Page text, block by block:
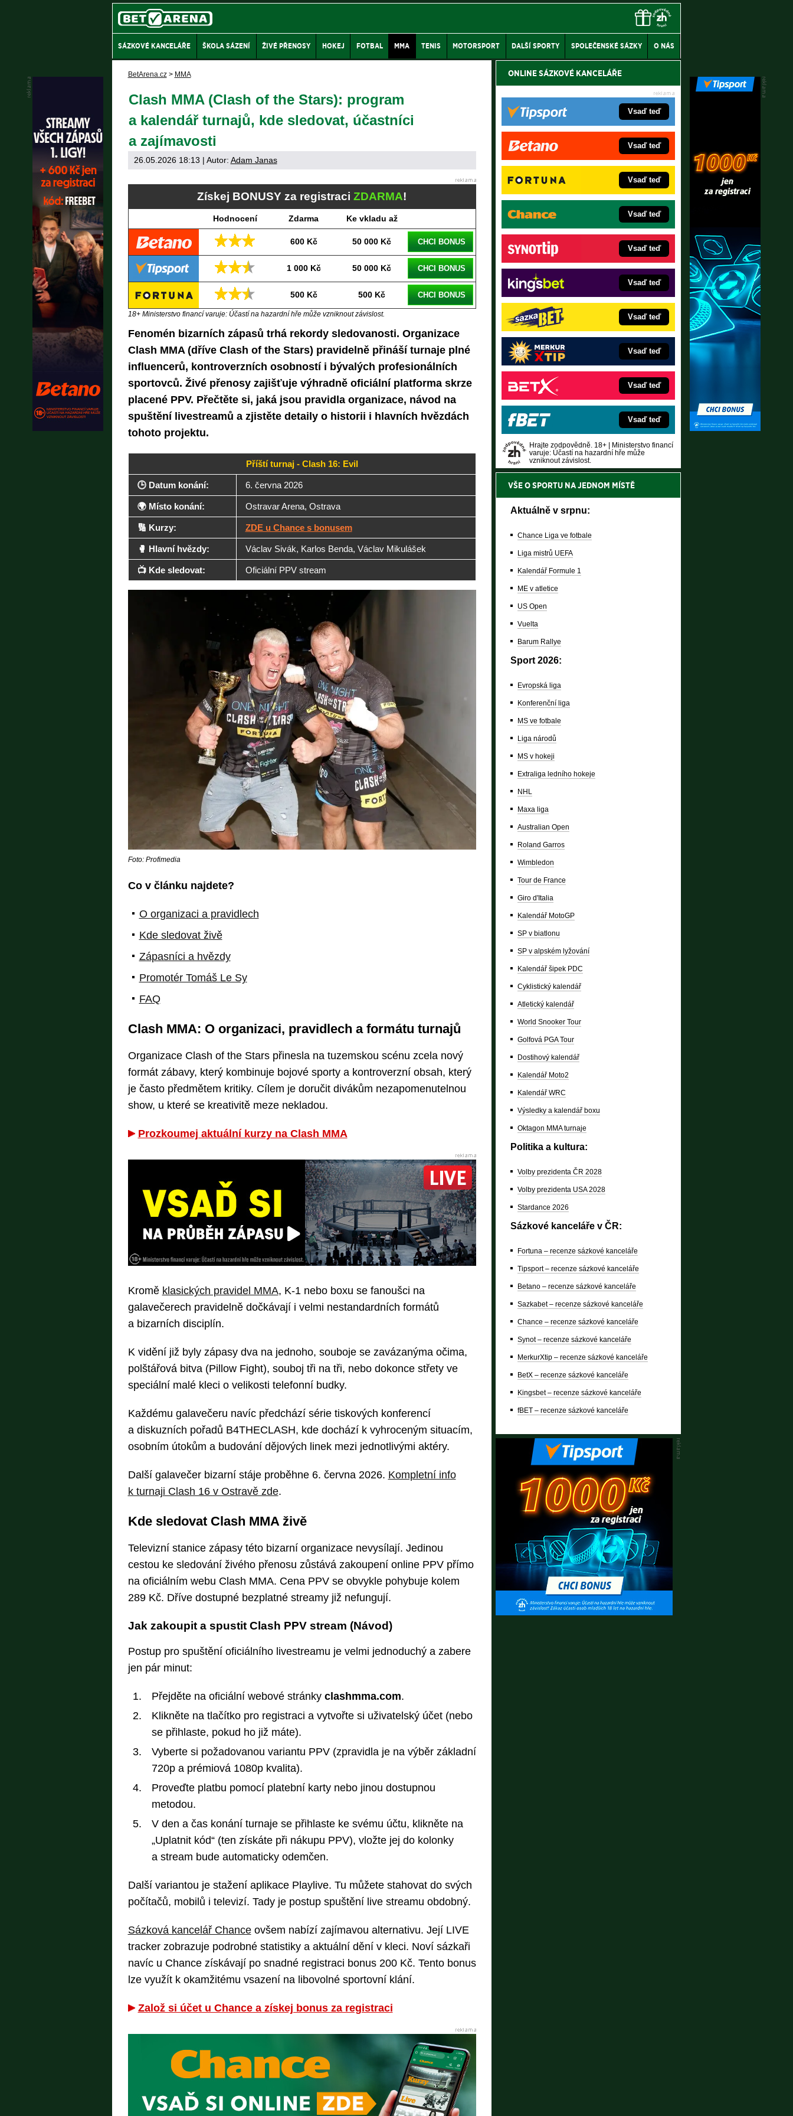
SÁZKOVÉ KANCELÁŘE ŠKOLA SÁZENÍ ŽIVÉ PŘENOSY HOKEJ FOTBAL MMA TENIS MOTORSPORT DALŠÍ SPORTY SPOLEČENSKÉ SÁZKY O NÁS
BetArena.cz > MMA
Clash MMA (Clash of the Stars): program
a kalendář turnajů, kde sledovat, účastníci
a zajímavosti
26.05.2026 18:13 | Autor: Adam Janas
Získej BONUSY za registraci ZDARMA!
Hodnocení Zdarma Ke vkladu až
600 Kč 50 000 Kč CHCI BONUS
1 000 Kč 50 000 Kč CHCI BONUS
500 Kč 500 Kč CHCI BONUS
18+ Ministerstvo financí varuje: Účastí na hazardní hře může vzniknout závislost.
Fenomén bizarních zápasů trhá rekordy sledovanosti. Organizace
Clash MMA (dříve Clash of the Stars) pravidelně přináší turnaje plné
influencerů, kontroverzních osobností i bývalých profesionálních
sportovců. Živé přenosy zajišťuje výhradně oficiální platforma skrze
placené PPV. Přečtěte si, jaká jsou pravidla organizace, návod na
spuštění livestreamů a zjistěte detaily o historii i hlavních hvězdách
tohoto projektu.
Příští turnaj - Clash 16: Evil
🕒 Datum konání: 6. června 2026
🌍 Místo konání: Ostravar Arena, Ostrava
🔢 Kurzy: ZDE u Chance s bonusem
🥊 Hlavní hvězdy: Václav Sivák, Karlos Benda, Václav Mikulášek
📺 Kde sledovat: Oficiální PPV stream
Foto: Profimedia
Co v článku najdete?
O organizaci a pravidlech
Kde sledovat živě
Zápasníci a hvězdy
Promotér Tomáš Le Sy
FAQ
Clash MMA: O organizaci, pravidlech a formátu turnajů
Organizace Clash of the Stars přinesla na tuzemskou scénu zcela nový
formát zábavy, který kombinuje bojové sporty a kontroverzní obsah, který
je často předmětem kritiky. Cílem je doručit divákům nezapomenutelnou
show, u které se kreativitě meze nekladou.
Prozkoumej aktuální kurzy na Clash MMA
Kromě klasických pravidel MMA, K-1 nebo boxu se fanoušci na
galavečerech pravidelně dočkávají i velmi nestandardních formátů
a bizarních disciplín.
K vidění již byly zápasy dva na jednoho, souboje se zavázanýma očima,
polštářová bitva (Pillow Fight), souboj tři na tři, nebo dokonce střety ve
speciální malé kleci o velikosti telefonní budky.
Každému galavečeru navíc předchází série tiskových konferencí
a diskuzních pořadů B4THECLASH, kde dochází k vyhroceným situacím,
osobním útokům a budování dějových linek mezi jednotlivými aktéry.
Další galavečer bizarní stáje proběhne 6. června 2026. Kompletní info
k turnaji Clash 16 v Ostravě zde.
Kde sledovat Clash MMA živě
Televizní stanice zápasy této bizarní organizace nevysílají. Jedinou
cestou ke sledování živého přenosu zůstává zakoupení online PPV přímo
na oficiálním webu Clash MMA. Cena PPV se obvykle pohybuje kolem
289 Kč. Dříve dostupné bezplatné streamy již nefungují.
Jak zakoupit a spustit Clash PPV stream (Návod)
Postup pro spuštění oficiálního livestreamu je velmi jednoduchý a zabere
jen pár minut:
Přejděte na oficiální webové stránky clashmma.com.
Klikněte na tlačítko pro registraci a vytvořte si uživatelský účet (nebo
se přihlaste, pokud ho již máte).
Vyberte si požadovanou variantu PPV (zpravidla je na výběr základní
720p a prémiová 1080p kvalita).
Proveďte platbu pomocí platební karty nebo jinou dostupnou
metodou.
V den a čas konání turnaje se přihlaste ke svému účtu, klikněte na
„Uplatnit kód“ (ten získáte při nákupu PPV), vložte jej do kolonky
a stream bude automaticky odemčen.
Další variantou je stažení aplikace Playlive. Tu můžete stahovat do svých
počítačů, mobilů i televizí. Tady je postup spuštění live streamu obdobný.
Sázková kancelář Chanceovšem nabízí zajímavou alternativu. Její LIVE
tracker zobrazuje podrobné statistiky a aktuální dění v kleci. Noví sázkaři
navíc u Chance získávají po snadné registraci bonus 200 Kč. Tento bonus
lze využít k okamžitému vsazení na libovolné sportovní klání.
Založ si účet u Chance a získej bonus za registraci
ONLINE SÁZKOVÉ KANCELÁŘE
Vsaď teď
Vsaď teď
Vsaď teď
Vsaď teď
Vsaď teď
Vsaď teď
Vsaď teď
Vsaď teď
Vsaď teď
Vsaď teď
Hrajte zodpovědně. 18+ | Ministerstvo financí
varuje: Účastí na hazardní hře může
vzniknout závislost.
VŠE O SPORTU NA JEDNOM MÍSTĚ
Aktuálně v srpnu:
Chance Liga ve fotbale
Liga mistrů UEFA
Kalendář Formule 1
ME v atletice
US Open
Vuelta
Barum Rallye
Sport 2026:
Evropská liga
Konferenční liga
MS ve fotbale
Liga národů
MS v hokeji
Extraliga ledního hokeje
NHL
Maxa liga
Australian Open
Roland Garros
Wimbledon
Tour de France
Giro d'Italia
Kalendář MotoGP
SP v biatlonu
SP v alpském lyžování
Kalendář šipek PDC
Cyklistický kalendář
Atletický kalendář
World Snooker Tour
Golfová PGA Tour
Dostihový kalendář
Kalendář Moto2
Kalendář WRC
Výsledky a kalendář boxu
Oktagon MMA turnaje
Politika a kultura:
Volby prezidenta ČR 2028
Volby prezidenta USA 2028
Stardance 2026
Sázkové kanceláře v ČR:
Fortuna – recenze sázkové kanceláře
Tipsport – recenze sázkové kanceláře
Betano – recenze sázkové kanceláře
Sazkabet – recenze sázkové kanceláře
Chance – recenze sázkové kanceláře
Synot – recenze sázkové kanceláře
MerkurXtip – recenze sázkové kanceláře
BetX – recenze sázkové kanceláře
Kingsbet – recenze sázkové kanceláře
fBET – recenze sázkové kanceláře